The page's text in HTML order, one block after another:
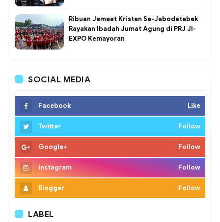
Ribuan Jemaat Kristen Se-Jabodetabek
Rayakan Ibadah Jumat Agung di PRJ JI-
EXPO Kemayoran
SOCIAL MEDIA
Facebook Like
Twitter Follow
Google+ Follow
Instagram Follow
Blogger Follow
LABEL